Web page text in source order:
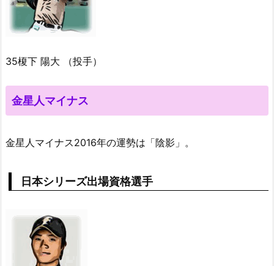
35榎下 陽大 （投手）
金星人マイナス
金星人マイナス2016年の運勢は「陰影」。
日本シリーズ出場資格選手